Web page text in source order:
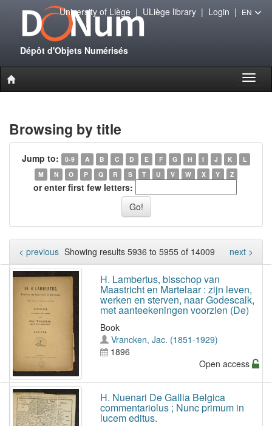
Dépôt d'Objets Numérisés
University of Liège| ULiège library| Login | EN
Browsing by title
Jump to: 0-9 A B C D E F G H I J K
L
M
N O P Q R S T U V W X Y Z
or enter first few letters:
Showing results 5936 to 5955 of 14009
< previous next >
H. Lambertus, bisschop van
Maastricht en Martelaar : zijn leven,
werken en sterven, naar Godescalk,
met aanteekeningen voorzien (De)
Book
Vrancken, Jac. (1851-1929)
1896
Open access
H. Nuenari De Gallia Belgica
commentariolus ; Nunc primum in
lucem editus.